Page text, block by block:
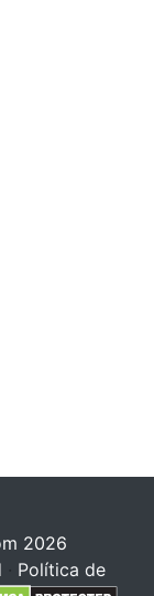
2026
Política de